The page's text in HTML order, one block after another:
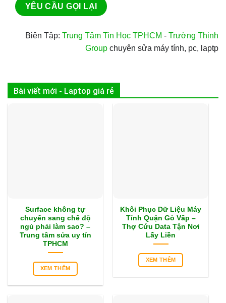
Biên Tập: Trung Tâm Tin Học TPHCM - Trường Thịnh
Group chuyên sửa máy tính, pc, laptp
Bài viết mới - Laptop giá rẻ
Surface không tự
chuyển sang chế độ
ngủ phải làm sao? –
Trung tâm sửa uy tín
TPHCM
XEM THÊM
Khôi Phục Dữ Liệu Máy
Tính Quận Gò Vấp –
Thợ Cứu Data Tận Nơi
Lấy Liền
XEM THÊM